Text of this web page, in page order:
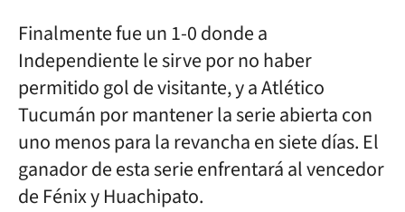
Finalmente fue un 1-0 donde a
Independiente le sirve por no haber
permitido gol de visitante, y a Atlético
Tucumán por mantener la serie abierta con
uno menos para la revancha en siete días. El
ganador de esta serie enfrentará al vencedor
de Fénix y Huachipato.